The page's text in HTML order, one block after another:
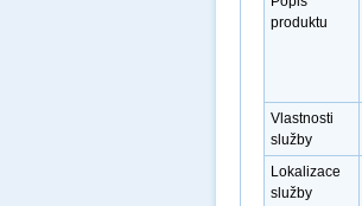
produktu
Vlastnosti
služby
Lokalizace
služby